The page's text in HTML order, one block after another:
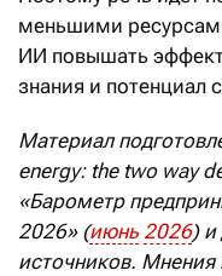
меньшими
ИИ повышать
знания и потенциал
Материал
energy: the two way
«Барометр
2026» (июнь 2026) и
источников.